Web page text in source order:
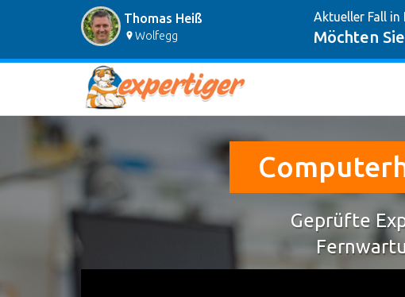
Thomas Heiß
Wolfegg
Aktueller Fall in
Möchten
Geprüfte